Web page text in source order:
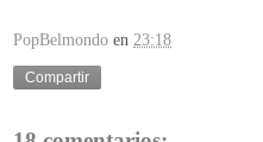
PopBelmondo en 23:18
Compartir